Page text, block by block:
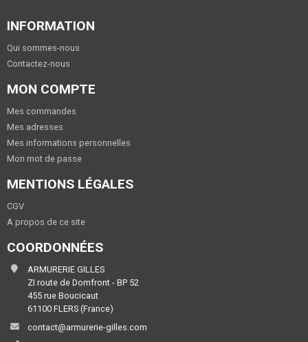
INFORMATION
Qui sommes-nous
Contactez-nous
MON COMPTE
Mes commandes
Mes adresses
Mes informations personnelles
Mon mot de passe
MENTIONS LÉGALES
CGV
A propos de ce site
COORDONNÉES
ARMURERIE GILLES
ZI route de Domfront - BP 52
455 rue Boucicaut
61100 FLERS (France)
contact@armurerie-gilles.com